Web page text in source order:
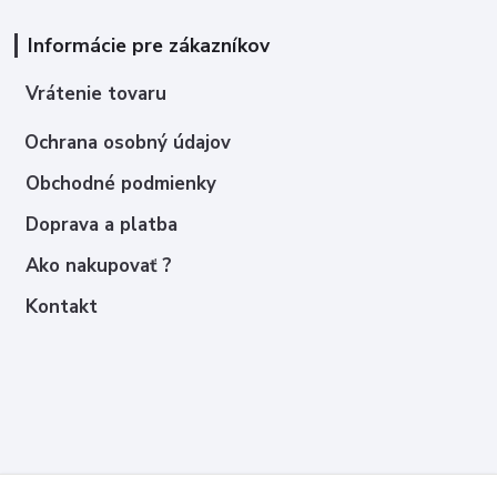
Informácie pre zákazníkov
Vrátenie tovaru
Ochrana osobný údajov
Obchodné podmienky
Doprava a platba
Ako nakupovať ?
Kontakt